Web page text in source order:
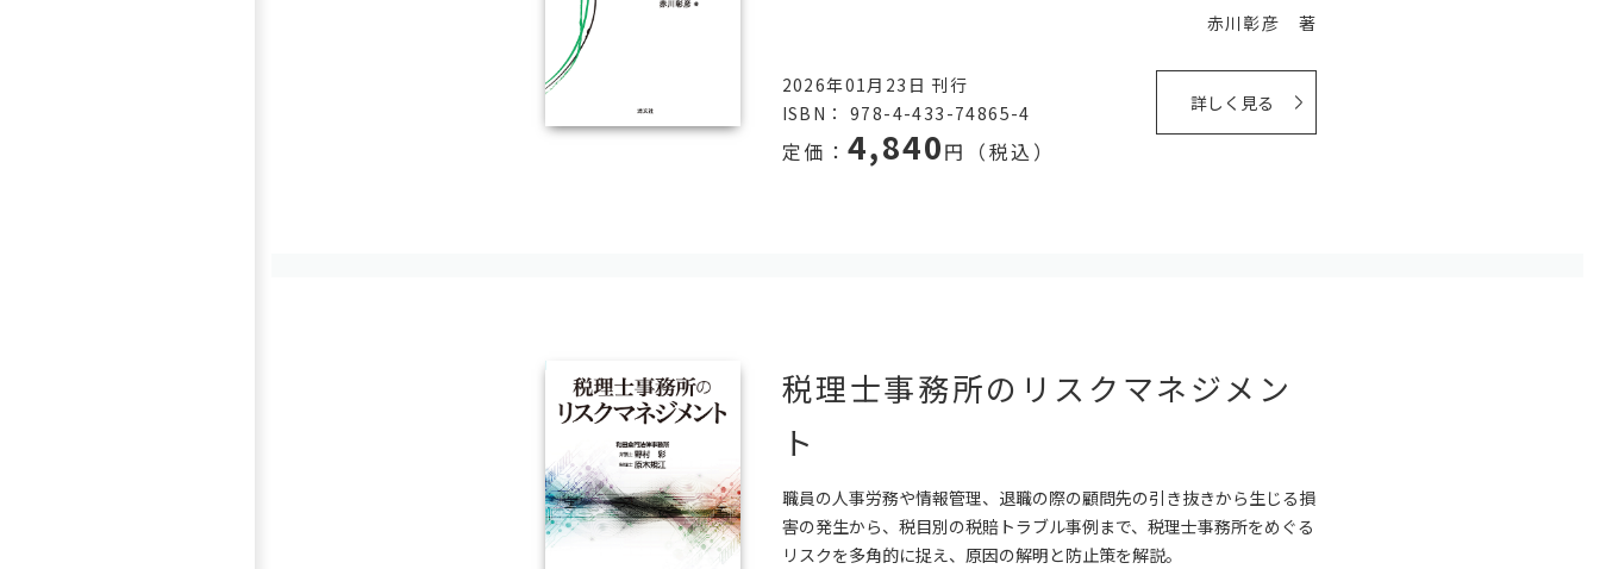
赤川彰彦 著
2026年01月23日 刊行
ISBN： 978-4-433-74865-4
定価：4,840円（税込）
詳しく見る
税理士事務所のリスクマネジメン
ト
職員の人事労務や情報管理、退職の際の顧問先の引き抜きから生じる損
害の発生から、税目別の税賠トラブル事例まで、税理士事務所をめぐる
リスクを多角的に捉え、原因の解明と防止策を解説。